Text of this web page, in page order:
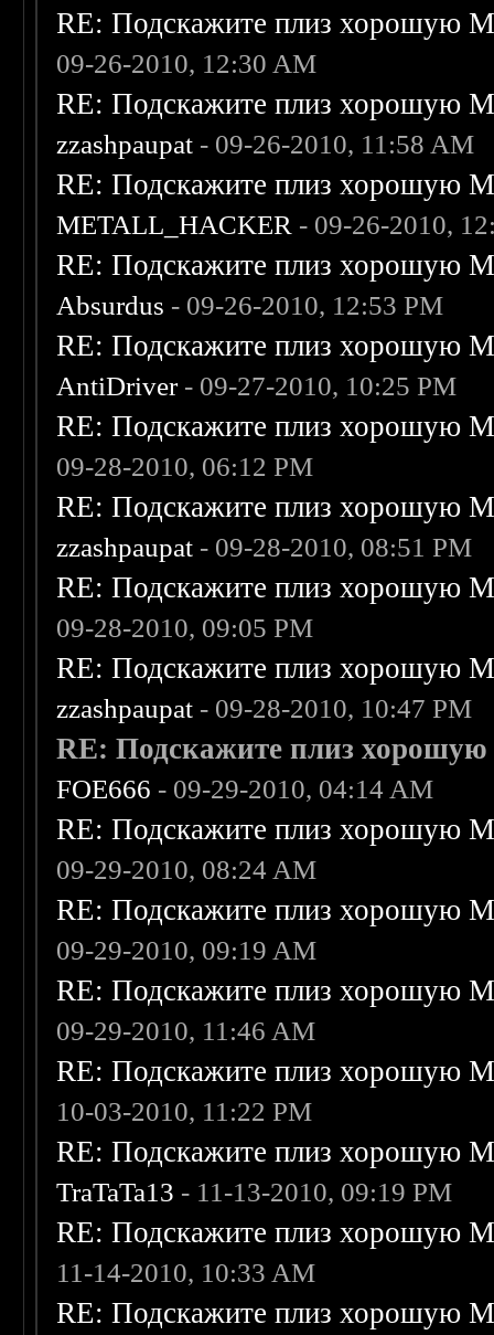
RE: Подскажите плиз хорошую
09-26-2010, 12:30 AM
RE: Подскажите плиз хорошую
zzashpaupat - 09-26-2010, 11:58 AM
RE: Подскажите плиз хорошую
METALL_HACKER - 09-26-2010,
RE: Подскажите плиз хорошую
Absurdus - 09-26-2010, 12:53 PM
RE: Подскажите плиз хорошую
AntiDriver- 09-27-2010, 10:25 PM
RE: Подскажите плиз хорошую
09-28-2010, 06:12 PM
RE: Подскажите плиз хорошую
zzashpaupat - 09-28-2010, 08:51 PM
RE: Подскажите плиз хорошую
09-28-2010, 09:05 PM
RE: Подскажите плиз хорошую
zzashpaupat - 09-28-2010, 10:47 PM
RE: Подскажите плиз
FOE666 - 09-29-2010, 04:14 AM
RE: Подскажите плиз хорошую
09-29-2010, 08:24 AM
RE: Подскажите плиз хорошую
09-29-2010, 09:19 AM
RE: Подскажите плиз хорошую
09-29-2010, 11:46 AM
RE: Подскажите плиз хорошую
10-03-2010, 11:22 PM
RE: Подскажите плиз хорошую
TraTaTa13 - 11-13-2010, 09:19 PM
RE: Подскажите плиз хорошую
11-14-2010, 10:33 AM
RE: Подскажите плиз хорошую